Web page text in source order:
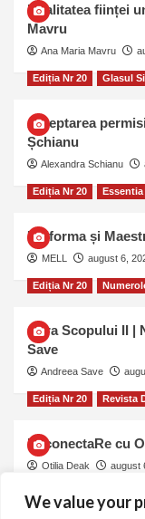
We value your
Dualitatea ființei
Mavru
Ana Maria Mavru
Ediția Nr 20 Glasul
Așteptarea
Șchianu
Alexandra Schianu
Ediția Nr 20
Uniforma și
MELL august 6,
Ediția Nr 20
Cifra Scopului II |
Save
Andreea Save
Ediția Nr 20 Revista
ReconectaRe cu
Otilia Deak august